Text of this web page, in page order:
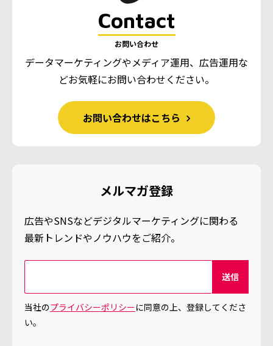
Contact
お問い合わせ
データマーケティングやメディア運用、広告運用な
どお気軽にお問い合わせください。
お問い合わせはこちら
メルマガ登録
広告やSNSなどデジタルマーケティングに関わる
最新トレンドやノウハウをご紹介。
当社の プライバシーポリシー に同意の上、登録してくださ
い。